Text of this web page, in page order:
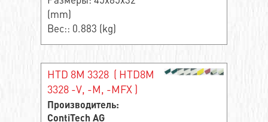
(mm)
Вес:: 0.883 (kg)
HTD 8M 3328 ( HTD8M
3328 -V, -M, -MFX )
Производитель:
ContiTech AG